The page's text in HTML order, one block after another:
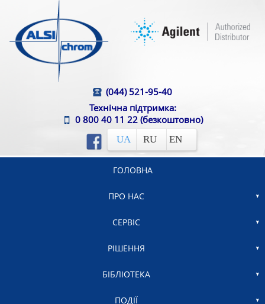
(044) 521-95-40
Технічна підтримка:
0 800 40 11 22(безкоштовно)
UA RU EN
ГОЛОВНА
ПРО НАС
СЕРВІС
РІШЕННЯ
БІБЛІОТЕКА
ПОДІЇ